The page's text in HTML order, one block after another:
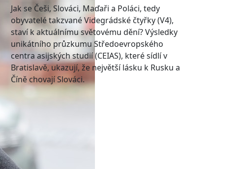
Jak se Češi, Slováci, Maďaři a Poláci, tedy
obyvatelé takzvané Videgrádské čtyřky (V4),
staví k aktuálnímu světovému dění? Výsledky
unikátního průzkumu Středoevropského
centra asijských studií (CEIAS), které sídlí v
Bratislavě, ukazují, že největší lásku k Rusku a
Číně chovají Slováci.